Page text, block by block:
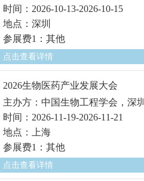
时间：2026-10-13-2026-10-15
地点：深圳
参展费1：其他
点击查看详情
2026生物医药产业发展大会
主办方：中国生物工程学会，深
时间：2026-11-19-2026-11-21
地点：上海
参展费1：其他
点击查看详情